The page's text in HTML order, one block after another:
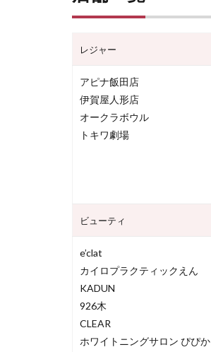
レジャー
アピナ飯田店
伊賀屋人形店
オークラボウル
トキワ劇場
ビューティ
e’clat
カイロプラクティックえん
KADUN
926木
CLEAR
ホワイトニングサロン ぴぴか